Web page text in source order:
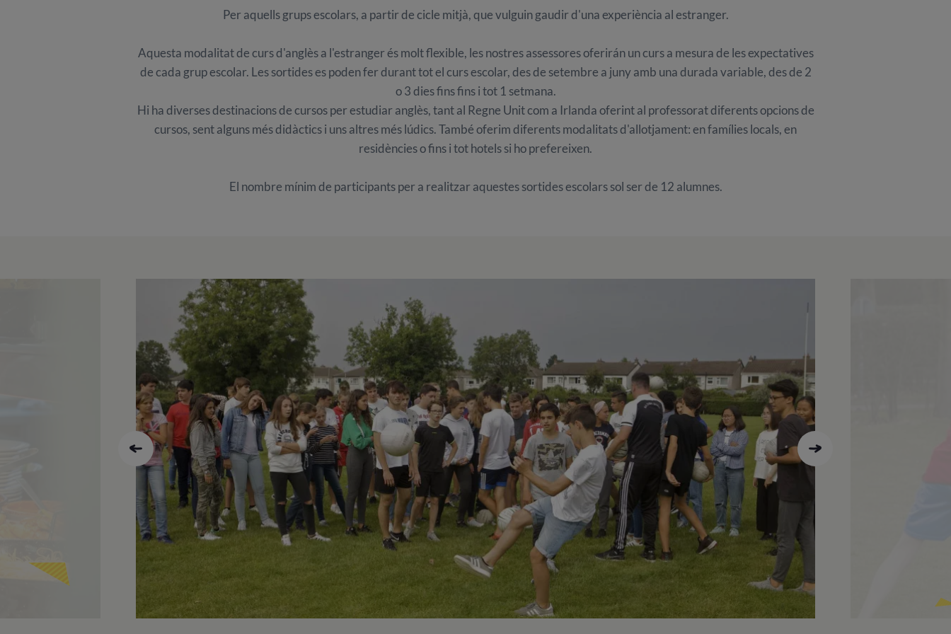
Per aquells grups escolars, a partir de cicle mitjà, que vulguin gaudir d'una experiència al estranger.
Aquesta modalitat de curs d'anglès a l'estranger és molt flexible, les nostres assessores oferirán un curs a mesura de les expectatives
de cada grup escolar. Les sortides es poden fer durant tot el curs escolar, des de setembre a juny amb una durada variable, des de 2
o 3 dies fins fins i tot 1 setmana.
Hi ha diverses destinacions de cursos per estudiar anglès, tant al Regne Unit com a Irlanda oferint al professorat diferents opcions de
cursos, sent alguns més didàctics i uns altres més lúdics. També oferim diferents modalitats d'allotjament: en famílies locals, en
residències o fins i tot hotels si ho prefereixen.
El nombre mínim de participants per a realitzar aquestes sortides escolars sol ser de 12 alumnes.